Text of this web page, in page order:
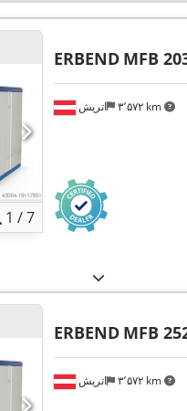
1 /7
اتریش ۳٬۵۷۲ km
ERBEND MFB
اتریش ۳٬۵۷۲ km
ERBEND MFB